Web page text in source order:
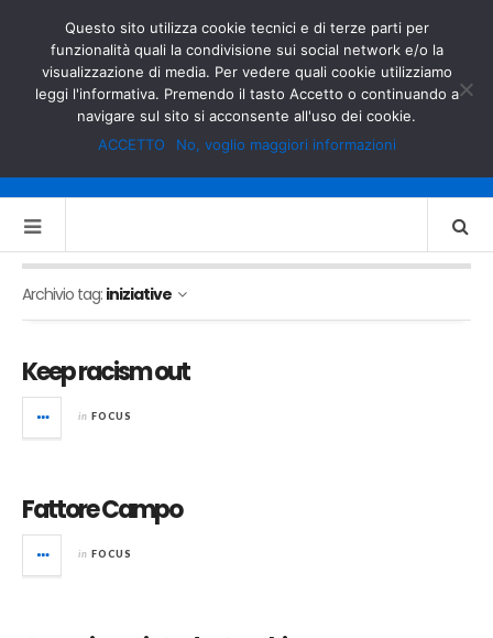
MINISTERO DELL’INTERNO
GOVERNO.IT
Archivio tag: iniziative
Keep racism out
in FOCUS
Fattore Campo
in FOCUS
Questo sito utilizza cookie tecnici e di terze parti per
funzionalità quali la condivisione sui social network e/o la
visualizzazione di media. Per vedere quali cookie utilizziamo
leggi l'informativa. Premendo il tasto Accetto o continuando a
navigare sul sito si acconsente all'uso dei cookie.
ACCETTO
No, voglio maggiori informazioni